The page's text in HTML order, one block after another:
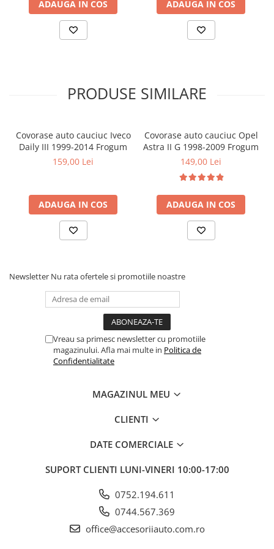
ADAUGA IN COS ADAUGA IN COS
PRODUSE SIMILARE
Covorase auto cauciuc Iveco
Daily III 1999-2014 Frogum
159,00 Lei
ADAUGA IN COS
Covorase auto cauciuc Opel
Astra II G 1998-2009 Frogum
149,00 Lei
ADAUGA IN COS
Newsletter Nu rata ofertele si promotiile noastre
Vreau sa primesc newsletter cu promotiile
magazinului. Afla mai multe in Politica de
Confidentialitate
MAGAZINUL MEU
CLIENTI
DATE COMERCIALE
SUPORT CLIENTI LUNI-VINERI 10:00-17:00
0752.194.611
0744.567.369
office@accesoriiauto.com.ro